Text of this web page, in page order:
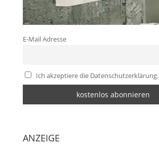
E-Mail Adresse
Ich akzeptiere die Datenschutzerklärung.
ANZEIGE